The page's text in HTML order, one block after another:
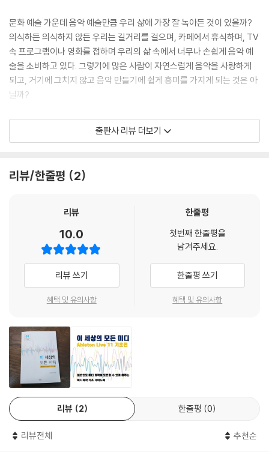
2-3 Synth Bass(Synthesizer)
Part 3 스케일(Scale)에 대해
3-1 반음과 온음
Part 4 Diatonic Chord
5-1 Diatonic Chord의 도수와 기능
Part 6 Bass 시퀀싱
6-1 Bass 시퀀싱
Part 7 Bass 응용
7-3 Anticipation(앤티서페이션)
7-4 응용법 활용하여 완성한 베이스
Part 1 코드 악기에 대해 알아보기
Part 2 코드 리듬 패턴(Chord Rhythm Pattern)
2-1 투파이브원 만들기
Part 3 비트 메이킹
3-2 아르페지오
문화 예술 가운데 음악 예술만큼 우리 삶에 가장 잘 녹아든 것이 있을까?
의식하든 의식하지 않든 우리는 길거리를 걸으며, 카페에서 휴식하며, TV
속 프로그램이나 영화를 접하며 우리의 삶 속에서 너무나 손쉽게 음악 예
술을 소비하고 있다. 그렇기에 많은 사람이 자연스럽게 음악을 사랑하게
되고, 거기에 그치지 않고 음악 만들기에 쉽게 흥미를 가지게 되는 것은 아
닐까?
하지만 소비와 생산은 너무나도 다른 영역이며 무언가를 직접 만든다는 것
은 쉬운 일이 아니라는 것을 배움을 시작한 사람이라면 누구나 잘 알고 있
꺼운 전문 서적이나 백과사전을 목도한 사람처럼 높은 벽을 허물기가 쉽지
적이나 작곡 프로그램(DAW) 사용법을 풀어놓은 여느 책과는 다른 노선
을 택했다. 마치 강사가 독자 바로 옆에서 강의를 해주듯 한 스텝 한 스텝
가이드라인을 제시하며 배움의 부담을 덜어주고 있다. 외움을 강요하지 않
고 알아야 할 이야기를 쉽게 풀어내며 ‘기초’를 다지는 것에 집중하고 있다.
입문자에게 과한 지식을 전달하기보다는, 독자도 충분히 따라 할 수 있다
‘이 세상의 모든 미디’의 이야기와 함께 음악을 만드는 길을 따라 걸어보자.
음악을 만들고 싶었지만 ‘높은 벽’에 가로막혀 도전하지 못했던 독자들이
그 꿈을 이루는 날이 올 것이다.
출판사 리뷰 더보기
리뷰/한줄평 2
리뷰
10.0
리뷰 쓰기
혜택 및 유의사항
한줄평
첫번째 한줄평을
남겨주세요.
한줄평 쓰기
혜택 및 유의사항
리뷰 2 한줄평 0
리뷰전체 추천순